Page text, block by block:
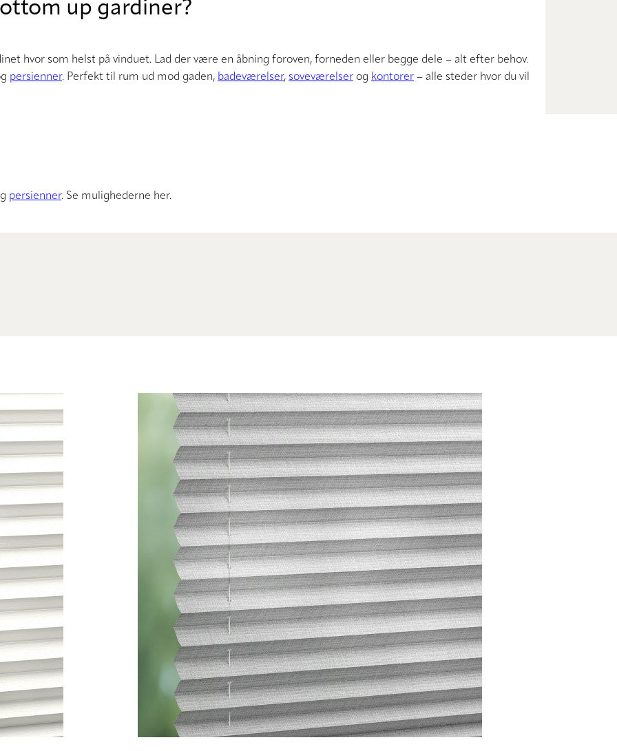
up gardiner?
hvor som helst på vinduet. Lad der være en åbning foroven, forneden eller begge dele – alt efter behov.
persienner. Perfekt til rum ud mod gaden, badeværelser, soveværelser og kontorer – alle steder hvor du vil
persienner. Se mulighederne her.